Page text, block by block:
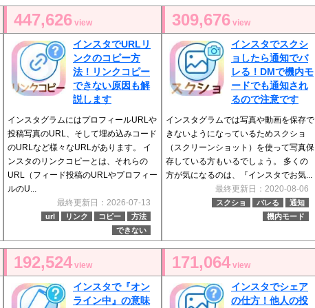
447,626 view
インスタでURLリ
ンクのコピー方
法！リンクコピー
できない原因も解
説します
インスタグラムにはプロフィールURLや
投稿写真のURL、そして埋め込みコード
のURLなど様々なURLがあります。 イ
ンスタのリンクコピーとは、それらの
URL（フィード投稿のURLやプロフィー
ルのU...
最終更新日：2026-07-13
url リンク コピー
方法
できない
309,676 view
インスタでスクシ
ョしたら通知でバ
レる！DMで機内モ
ードでも通知され
るので注意です
インスタグラムでは写真や動画を保存で
きないようになっているためスクショ
（スクリーンショット）を使って写真保
存している方もいるでしょう。 多くの
方が気になるのは、『インスタでお気...
最終更新日：2020-08-06
スクショ バレる
通知
機内モード
192,524 view
インスタで『オン
ライン中』の意味
171,064 view
インスタでシェア
の仕方！他人の投